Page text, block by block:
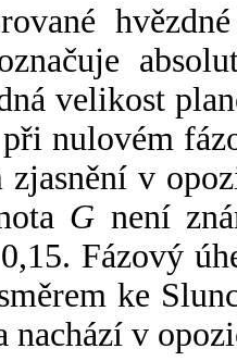
velikost
nulovém
zjasnění v
G není
Fázový
ke
nachází v